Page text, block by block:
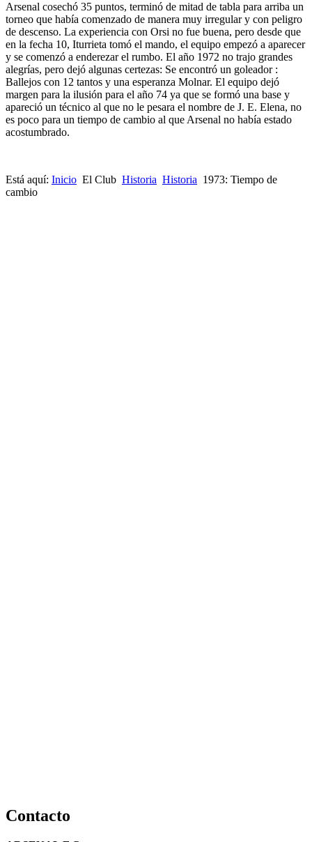
Arsenal cosechó 35 puntos, terminó de mitad de tabla para arriba un
torneo que había comenzado de manera muy irregular y con peligro
de descenso. La experiencia con Orsi no fue buena, pero desde que
en la fecha 10, Iturrieta tomó el mando, el equipo empezó a aparecer
y se comenzó a enderezar el rumbo. El año 1972 no trajo grandes
alegrías, pero dejó algunas certezas: Se encontró un goleador :
Ballejos con 12 tantos y una esperanza Molnar. El equipo dejó
margen para la ilusión para el año 74 ya que se formó una base y
apareció un técnico al que no le pesara el nombre de J. E. Elena, no
es poco para un tiempo de cambio al que Arsenal no había estado
acostumbrado.
Está aquí: Inicio El Club Historia Historia 1973: Tiempo de
cambio
Contacto